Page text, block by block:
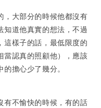
，大部分的時候他都沒有
知道他真實的想法，不過
這樣子的話，最低限度的
當認真的照顧他），應該
擔心少了幾分。
有不愉快的時候，有的話